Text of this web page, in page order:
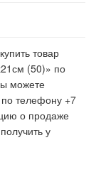
товар
(50)» по
можете
по телефону +7
о продаже
у